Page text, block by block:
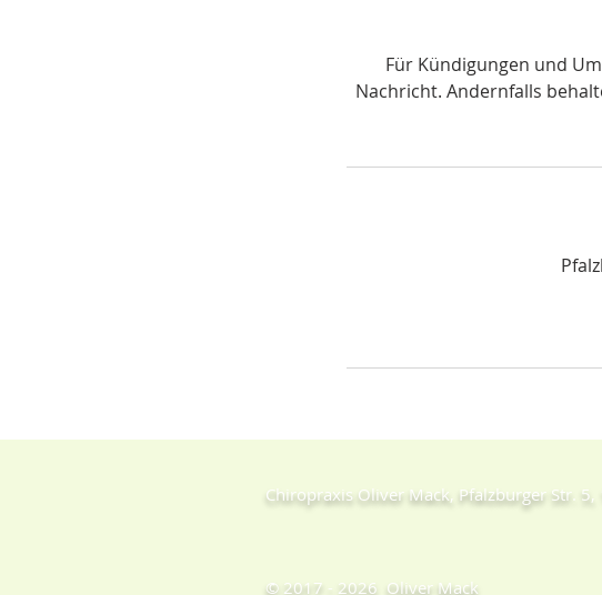
Für Kündigungen und
Nachricht. Andernfalls
Chiropraxis Oliver Mack, Pfalzburger Str.
© 2017 - 2026 Oliver Mack